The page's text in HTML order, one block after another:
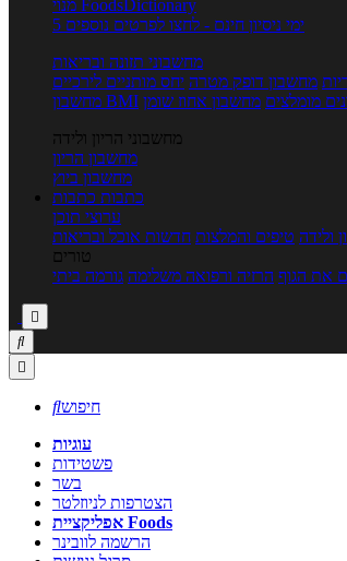
מנוי FoodsDictionary
5 ימי ניסיון חינם - לחצו לפרטים נוספים
מחשבוני תזונה ובריאות
מחשבון דופק מטרה יחס מותניים לירכיים
מחשבון BMI
מומלצים מחשבון אחוז שומן
מחשבוני הריון ולידה
מחשבון הריון
מחשבון ביוץ
כתבות כתבות
ערוצי תוכן
ולידה טיפים והמלצות חדשות אוכל ובריאות
טורים
את הגוף הרזיה ורפואה משלימה גורמה ביתי



חיפוש
עוגיות
פשטידות
בשר
הצטרפות לניוזלטר
אפליקציית Foods
הרשמה לוובינר